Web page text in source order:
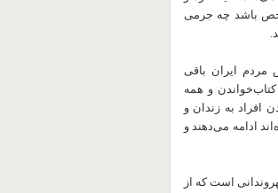
باشد چه جرمی
ایران باقی
و همه
افراد به زندان و
ادامه می‌دهند و
است که از